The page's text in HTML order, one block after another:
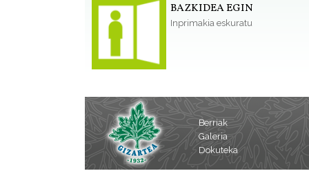
BAZKIDEA EGIN
Inprimakia eskuratu
Berriak
Galeria
Dokuteka